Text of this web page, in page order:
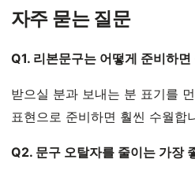
자주 묻는 질문
Q1. 리본문구는 어떻게 준비하면
받으실 분과 보내는 분 표기를
표현으로 준비하면 훨씬 수월합
Q2. 문구 오탈자를 줄이는 가장